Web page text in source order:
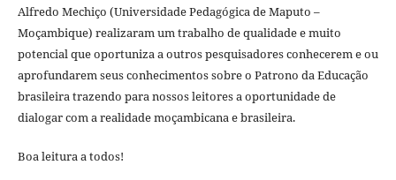
Alfredo Mechiço (Universidade Pedagógica de Maputo –
Moçambique) realizaram um trabalho de qualidade e muito
potencial que oportuniza a outros pesquisadores conhecerem e ou
aprofundarem seus conhecimentos sobre o Patrono da Educação
brasileira trazendo para nossos leitores a oportunidade de
dialogar com a realidade moçambicana e brasileira.
Boa leitura a todos!